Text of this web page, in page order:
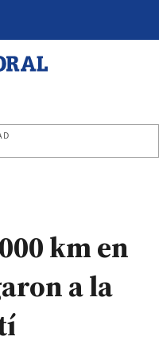
km en
a la